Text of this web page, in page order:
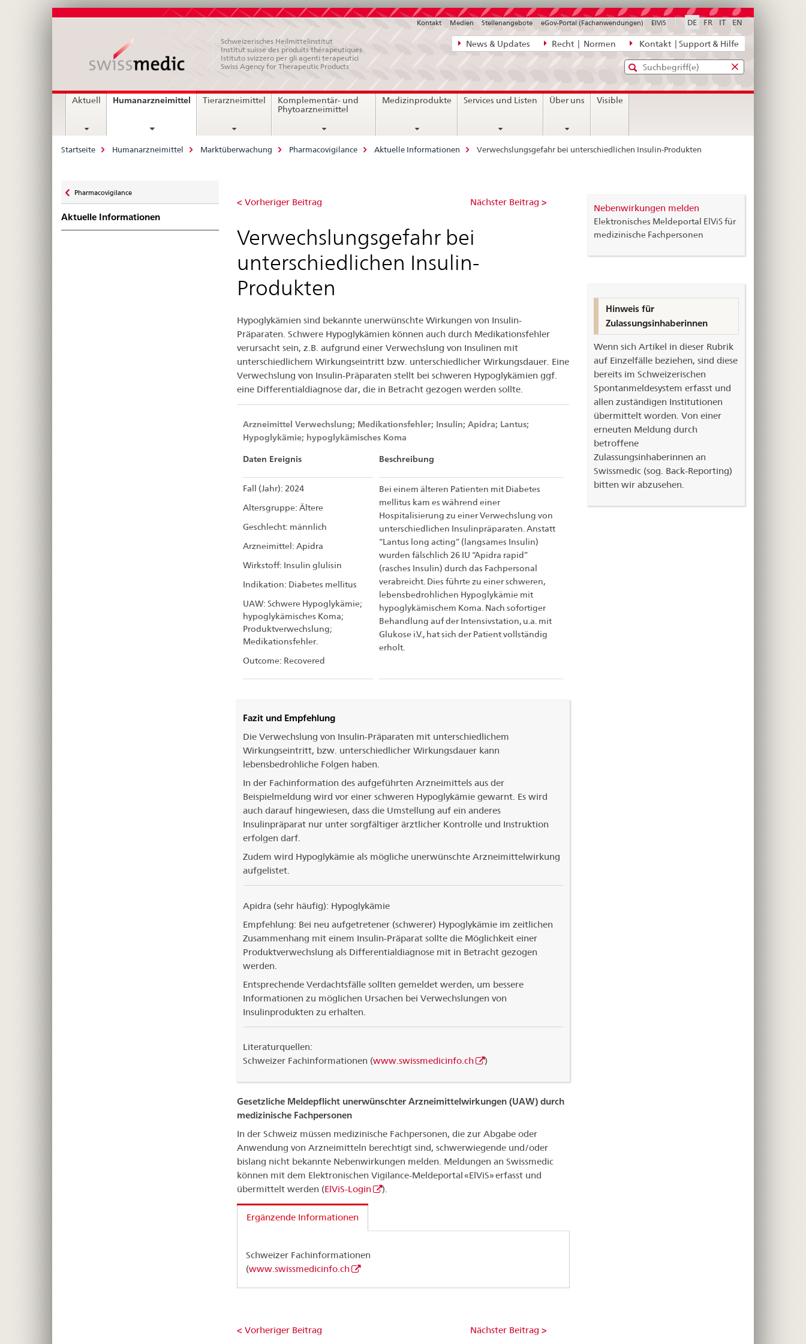
Direktnavigation
News,
Kontakt
News & Updates Recht | Normen Kontakt | Support & Hilfe
DE FR IT EN
Kontakt Medien Stellenangebote eGov-Portal (Fachanwendungen) ElViS
Schweizerisches Heilmittelinstitut
Institut suisse des produits thérapeutiques
Istituto svizzero per gli agenti terapeutici
Swiss Agency for Therapeutic Products
Standard-
Suche
Eingabefenster
diefür
Hauptnavigation
Aktuell Humanarzneimittel current
Tierarzneimittel
Komplementär- und
Phytoarzneimittel
Medizinprodukte Services und Listen Über uns Visible
Breadcrumb
Startseite Humanarzneimittel Marktüberwachung Pharmacovigilance Aktuelle Informationen Verwechslungsgefahr bei unterschiedlichen Insulin-Produkten
zu
Pharmacovigilance
Aktuelle Informationen
Verwechslungsgefahr
bei
unterschiedlichen
Insulin-
Produkten
< Vorheriger Beitrag Nächster Beitrag >
Verwechslungsgefahr bei
unterschiedlichen Insulin-
Produkten
Hypoglykämien sind bekannte unerwünschte Wirkungen von Insulin-
Präparaten. Schwere Hypoglykämien können auch durch Medikationsfehler
verursacht sein, z.B. aufgrund einer Verwechslung von Insulinen mit
unterschiedlichem Wirkungseintritt bzw. unterschiedlicher Wirkungsdauer. Eine
Verwechslung von Insulin-Präparaten stellt bei schweren Hypoglykämien ggf.
eine Differentialdiagnose dar, die in Betracht gezogen werden sollte.
Arzneimittel Verwechslung; Medikationsfehler; Insulin; Apidra; Lantus;
Hypoglykämie; hypoglykämisches Koma
Daten Ereignis
Beschreibung
Fall (Jahr): 2024
Altersgruppe: Ältere
Geschlecht: männlich
Arzneimittel: Apidra
Wirkstoff: Insulin glulisin
Indikation: Diabetes mellitus
UAW: Schwere Hypoglykämie;
hypoglykämisches Koma;
Produktverwechslung;
Medikationsfehler.
Outcome: Recovered
Bei einem älteren Patienten mit Diabetes
mellitus kam es während einer
Hospitalisierung zu einer Verwechslung von
unterschiedlichen Insulinpräparaten. Anstatt
“Lantus long acting” (langsames Insulin)
wurden fälschlich 26 IU “Apidra rapid”
(rasches Insulin) durch das Fachpersonal
verabreicht. Dies führte zu einer schweren,
lebensbedrohlichen Hypoglykämie mit
hypoglykämischem Koma. Nach sofortiger
Behandlung auf der Intensivstation, u.a. mit
Glukose i.V., hat sich der Patient vollständig
erholt.
Fazit und Empfehlung
Die Verwechslung von Insulin-Präparaten mit unterschiedlichem
Wirkungseintritt, bzw. unterschiedlicher Wirkungsdauer kann
lebensbedrohliche Folgen haben.
In der Fachinformation des aufgeführten Arzneimittels aus der
Beispielmeldung wird vor einer schweren Hypoglykämie gewarnt. Es wird
auch darauf hingewiesen, dass die Umstellung auf ein anderes
Insulinpräparat nur unter sorgfältiger ärztlicher Kontrolle und Instruktion
erfolgen darf.
Zudem wird Hypoglykämie als mögliche unerwünschte Arzneimittelwirkung
aufgelistet.
Apidra (sehr häufig): Hypoglykämie
Empfehlung: Bei neu aufgetretener (schwerer) Hypoglykämie im zeitlichen
Zusammenhang mit einem Insulin-Präparat sollte die Möglichkeit einer
Produktverwechslung als Differentialdiagnose mit in Betracht gezogen
werden.
Entsprechende Verdachtsfälle sollten gemeldet werden, um bessere
Informationen zu möglichen Ursachen bei Verwechslungen von
Insulinprodukten zu erhalten.
Literaturquellen:
Schweizer Fachinformationen (www.swissmedicinfo.ch )
Gesetzliche Meldepflicht unerwünschter Arzneimittelwirkungen (UAW) durch
medizinische Fachpersonen
In der Schweiz müssen medizinische Fachpersonen, die zur Abgabe oder
Anwendung von Arzneimitteln berechtigt sind, schwerwiegende und/oder
bislang nicht bekannte Nebenwirkungen melden. Meldungen an Swissmedic
können mit dem Elektronischen Vigilance-Meldeportal «ElViS» erfasst und
übermittelt werden (ElViS-Login ).
Ergänzende Informationen
Schweizer Fachinformationen
(www.swissmedicinfo.ch
< Vorheriger Beitrag Nächster Beitrag >
Nebenwirkungen melden
Elektronisches Meldeportal ElViS für
medizinische Fachpersonen
Hinweis für
Zulassungsinhaberinnen
Wenn sich Artikel in dieser Rubrik
auf Einzelfälle beziehen, sind diese
bereits im Schweizerischen
Spontanmeldesystem erfasst und
allen zuständigen Institutionen
übermittelt worden. Von einer
erneuten Meldung durch
betroffene
Zulassungsinhaberinnen an
Swissmedic (sog. Back-Reporting)
bitten wir abzusehen.